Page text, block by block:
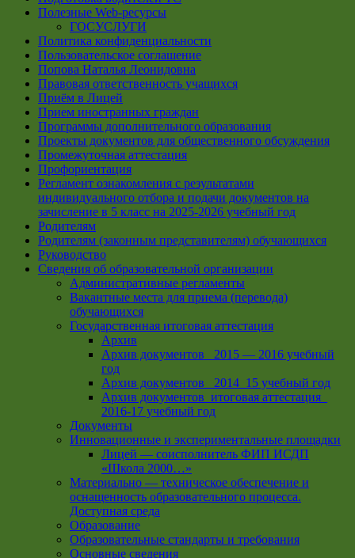
Полезные Web-ресурсы
ГОСУСЛУГИ
Политика конфиденциальности
Пользовательское соглашение
Попова Наталья Леонидовна
Правовая ответственность учащихся
Приём в Лицей
Прием иностранных граждан
Программы дополнительного образования
Проекты документов для общественного обсуждения
Промежуточная аттестация
Профориентация
Регламент ознакомления с результатами
индивидуального отбора и подачи документов на
зачисление в 5 класс на 2025-2026 учебный год
Родителям
Родителям (законным представителям) обучающихся
Руководство
Сведения об образовательной организации
Административные регламенты
Вакантные места для приема (перевода)
обучающихся
Государственная итоговая аттестация
Архив
Архив документов _2015 — 2016 учебный
год
Архив документов_ 2014_15 учебный год
Архив документов_итоговая аттестация_
2016-17 учебный год
Документы
Инновационные и экспериментальные площадки
Лицей — соисполнитель ФИП ИСДП
«Школа 2000…»
Материально — техническое обеспечение и
оснащенность образовательного процесса.
Доступная среда
Образование
Образовательные стандарты и требования
Основные сведения